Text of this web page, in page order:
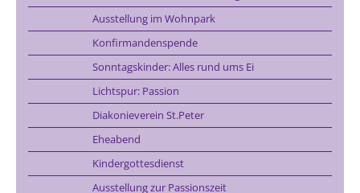
Ausstellung im Wohnpark
Konfirmandenspende
Sonntagskinder: Alles rund ums Ei
Lichtspur: Passion
Diakonieverein St.Peter
Eheabend
Kindergottesdienst
Ausstellung zur Passionszeit